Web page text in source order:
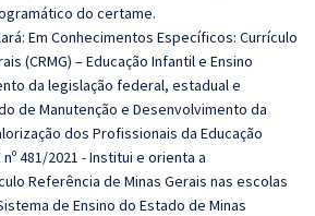
do certame.
Em Conhecimentos Específicos: Currículo
(CRMG) – Educação Infantil e Ensino
da legislação federal, estadual e
de Manutenção e Desenvolvimento da
dos Profissionais da Educação
nº 481/2021 - Institui e orienta a
Referência de Minas Gerais nas escolas
de Ensino do Estado de Minas